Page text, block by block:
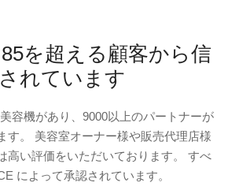
を超える顧客から信
れています
容機があり、9000以上のパートナーが
す。 美容室オーナー様や販売代理店様
高い評価をいただいております。 すべ
によって承認されています。